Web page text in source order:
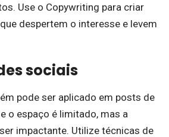
Use o Copywriting para criar
despertem o interesse e levem
sociais
pode ser aplicado em posts de
o espaço é limitado, mas a
impactante. Utilize técnicas de